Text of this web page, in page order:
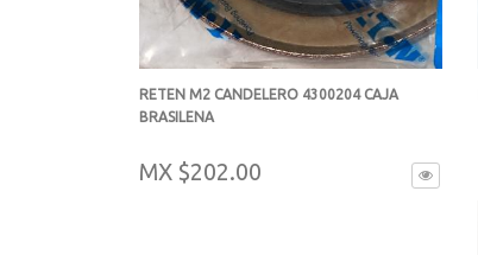
RETEN M2 CANDELERO 4300204 CAJA
BRASILENA
MX $202.00